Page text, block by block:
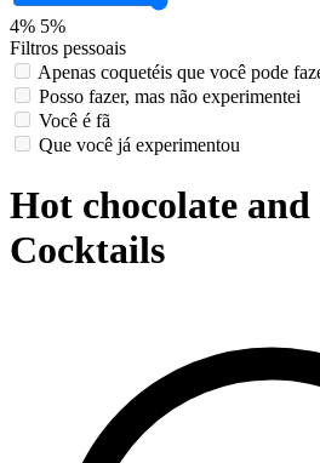
4% 5%
Filtros pessoais
Apenas coquetéis que você pode
Posso fazer, mas não experimentei
Você é fã
Que você já experimentou
Hot chocolate
Cocktails